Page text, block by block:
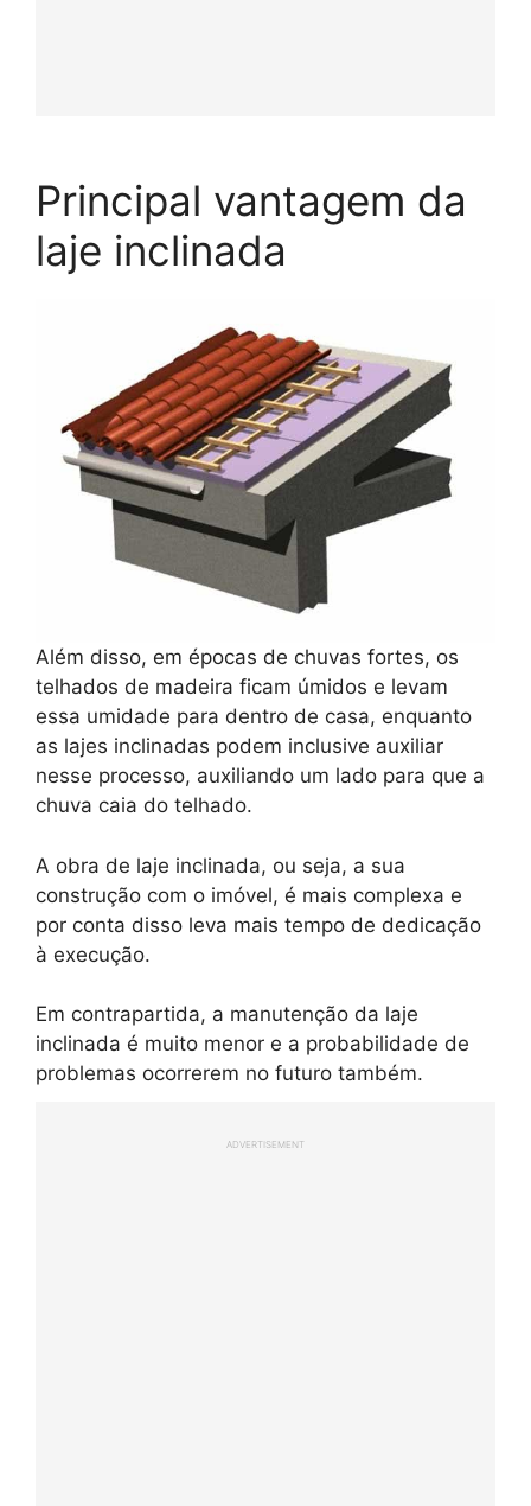
Principal vantagem da
laje inclinada
Além disso, em épocas de chuvas fortes, os
telhados de madeira ficam úmidos e levam
essa umidade para dentro de casa, enquanto
as lajes inclinadas podem inclusive auxiliar
nesse processo, auxiliando um lado para que a
chuva caia do telhado.
A obra de laje inclinada, ou seja, a sua
construção com o imóvel, é mais complexa e
por conta disso leva mais tempo de dedicação
à execução.
Em contrapartida, a manutenção da laje
inclinada é muito menor e a probabilidade de
problemas ocorrerem no futuro também.
ADVERTISEMENT